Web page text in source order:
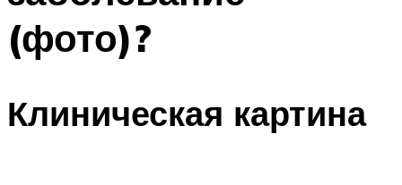
(фото)?
Клиническая картина